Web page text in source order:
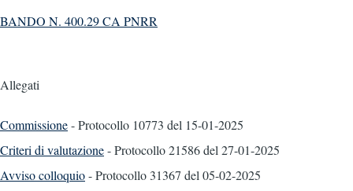
BANDO N. 400.29 CA PNRR
Allegati
Commissione- Protocollo 10773 del 15-01-2025
Criteri di valutazione- Protocollo 21586del 27-01-2025
Avviso colloquio- Protocollo 31367 del 05-02-2025